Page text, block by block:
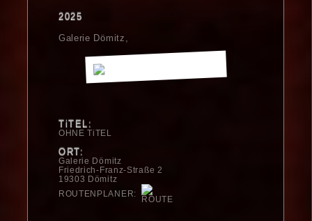
2025
Galerie Dömitz,
TiTEL:
OHNE TiTEL
ORT:
Galerie Dömitz
Friedrich-Franz-Straße 2
19303 Dömitz
ROUTENPLANER: